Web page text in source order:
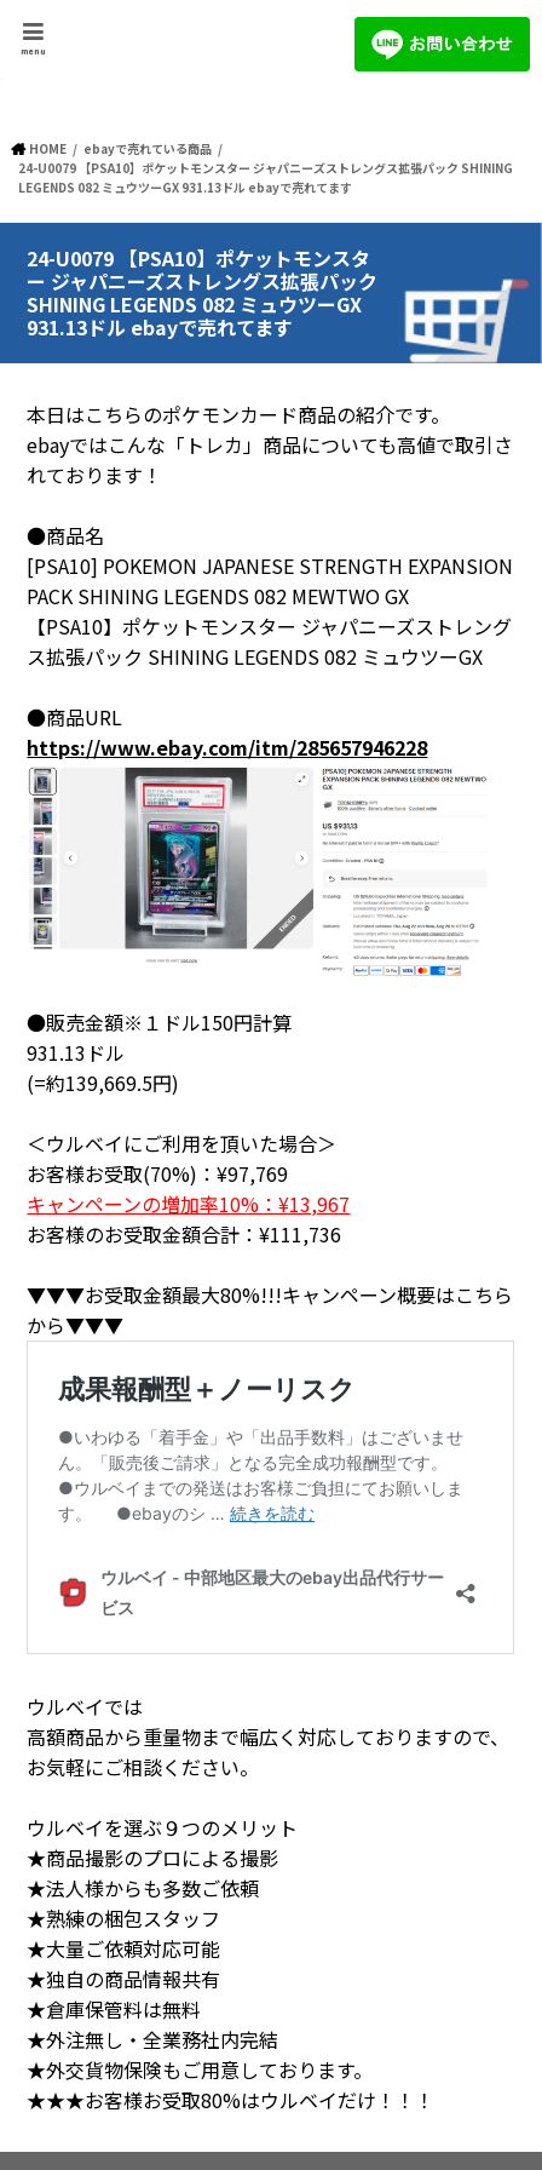
menu
HOME
ebayで売れている商品
24-U0079 【PSA10】ポケットモンスター ジャパニーズストレングス拡張パック SHINING
LEGENDS 082 ミュウツーGX 931.13ドル ebayで売れてます
24-U0079 【PSA10】ポケットモンスタ
ー ジャパニーズストレングス拡張パック
SHINING LEGENDS 082 ミュウツーGX
931.13ドル ebayで売れてます
本日はこちらのポケモンカード商品の紹介です。
ebayではこんな「トレカ」商品についても高値で取引さ
れております！
●商品名
[PSA10] POKEMON JAPANESE STRENGTH EXPANSION
PACK SHINING LEGENDS 082 MEWTWO GX
【PSA10】ポケットモンスター ジャパニーズストレング
ス拡張パック SHINING LEGENDS 082 ミュウツーGX
●商品URL
https://www.ebay.com/itm/285657946228
●販売金額※１ドル150円計算
931.13ドル
(=約139,669.5円)
＜ウルベイにご利用を頂いた場合＞
お客様お受取(70%)：¥97,769
キャンペーンの増加率10%：¥13,967
お客様のお受取金額合計：¥111,736
▼▼▼お受取金額最大80%!!!キャンペーン概要はこちら
から▼▼▼
ウルベイでは
高額商品から重量物まで幅広く対応しておりますので、
お気軽にご相談ください。
ウルベイを選ぶ９つのメリット
★商品撮影のプロによる撮影
★法人様からも多数ご依頼
★熟練の梱包スタッフ
★大量ご依頼対応可能
★独自の商品情報共有
★倉庫保管料は無料
★外注無し・全業務社内完結
★外交貨物保険もご用意しております。
★★★お客様お受取80%はウルベイだけ！！！